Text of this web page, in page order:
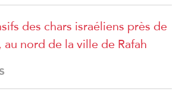
des chars israéliens près de
nord de la ville de Rafah